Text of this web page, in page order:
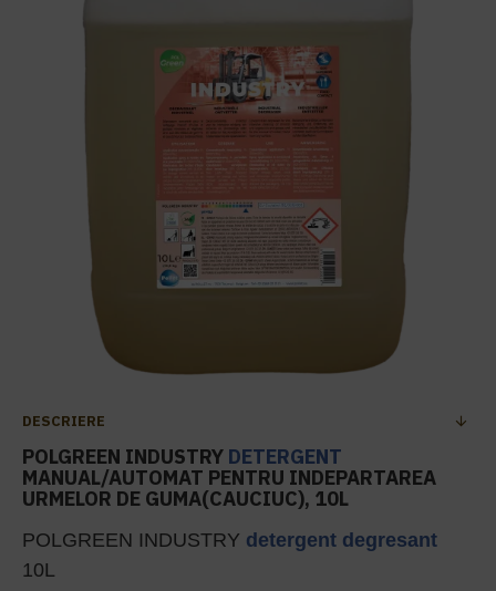
DESCRIERE
POLGREEN INDUSTRY DETERGENT
MANUAL/AUTOMAT PENTRU INDEPARTAREA
URMELOR DE GUMA(CAUCIUC), 10L
POLGREEN INDUSTRY detergent degresant
10L